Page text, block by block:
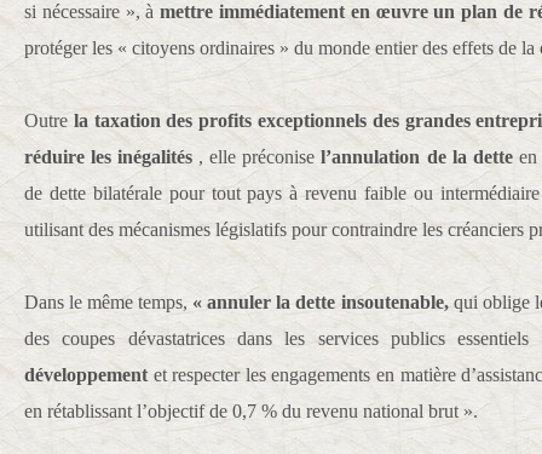
si nécessaire », àmettre immédiatement en œuvre un plan de
protéger les « citoyens ordinaires » du monde entier des effets de la
Outre la taxation des profits exceptionnels des grandes
réduire les inégalités , elle préconisel’annulation de la detteen
de dette bilatérale pour tout pays à revenu faible ou
utilisant des mécanismes législatifs pour contraindre les créanciers
Dans le même temps, « annuler la dette insoutenable,qui oblige
des coupes dévastatrices dans les services publics
développement et respecter les engagements en matière
en rétablissant l’objectif de 0,7 % du revenu national brut ».